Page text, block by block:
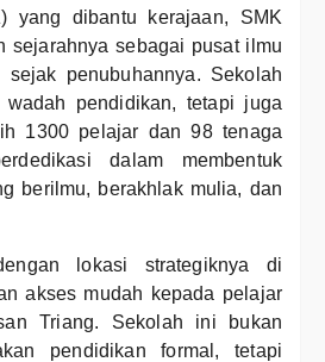
yang dibantu kerajaan, SMK
sejarahnya sebagai pusat ilmu
sejak penubuhannya. Sekolah
pendidikan, tetapi juga
1300 pelajar dan 98 tenaga
dalam membentuk
berilmu, berakhlak mulia, dan
lokasi strategiknya di
akses mudah kepada pelajar
Triang. Sekolah ini bukan
pendidikan formal, tetapi